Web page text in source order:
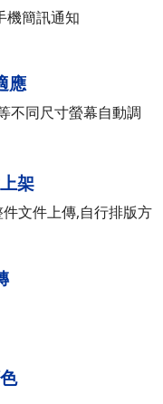
機簡訊通知
應
不同尺寸螢幕自動調
架
文件上傳,自行排版方